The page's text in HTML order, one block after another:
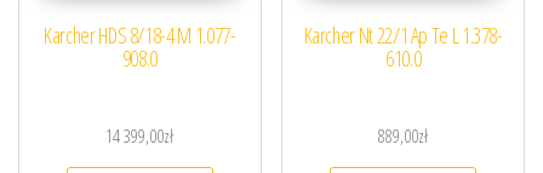
Karcher HDS 8/18-4 M 1.077-
908.0
14 399,00zł
Karcher Nt 22/1 Ap Te L 1.378-
610.0
889,00zł